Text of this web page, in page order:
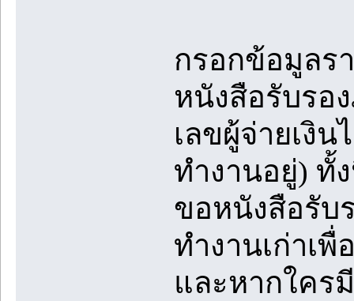
กรอกข้อมูลร
หนังสือรับรอ
เลขผู้จ่ายเงิ
ทำงานอยู่) ทั้
ขอหนังสือรับ
ทำงานเก่าเ
และหากใคร